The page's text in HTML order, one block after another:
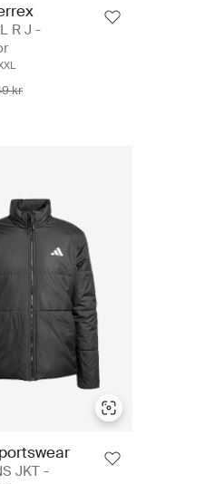
R J -
kr
JKT -